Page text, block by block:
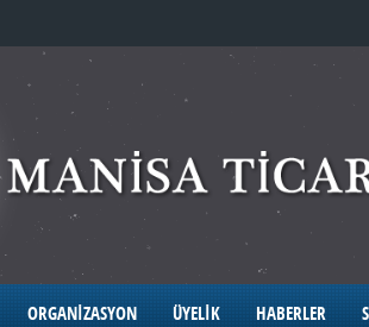
ORGANİZASYON ÜYELİK HABERLER